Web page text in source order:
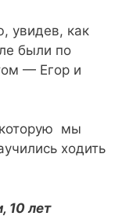
увидев, как
были по
— Егор и
мы
ходить
10 лет